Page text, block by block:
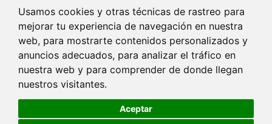
Usamos cookies y otras técnicas de rastreo para
mejorar tu experiencia de navegación en nuestra
web, para mostrarte contenidos personalizados y
anuncios adecuados, para analizar el tráfico en
nuestra web y para comprender de donde llegan
nuestros visitantes.
Aceptar
Producto descatalogado
Este producto ha sido descatalogado pero puedes ver productos
similares usando el siguiente botón
RECIBE NUESTRAS ÚLTIMAS NOVEDADES
Acepto la política de privacidad